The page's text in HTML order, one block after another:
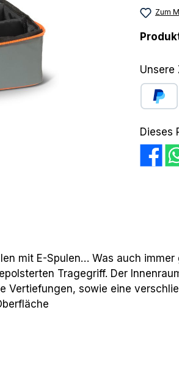
Zum
Unsere
Dieses
mit E-Spulen… Was auch
Tragegriff. Der
sowie eine